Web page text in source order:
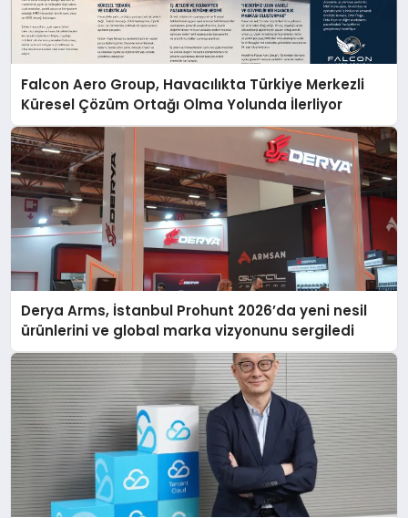
Falcon Aero Group, Havacılıkta Türkiye Merkezli
Küresel Çözüm Ortağı Olma Yolunda İlerliyor
Derya Arms, İstanbul Prohunt 2026’da yeni nesil
ürünlerini ve global marka vizyonunu sergiledi